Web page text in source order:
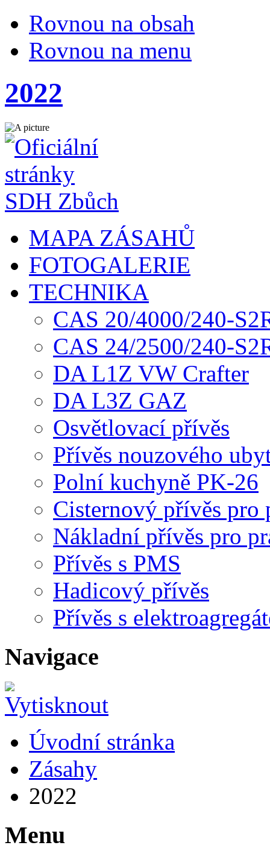
Rovnou na obsah
Rovnou na menu
2022
MAPA ZÁSAHŮ
FOTOGALERIE
TECHNIKA
CAS 20/4000/240-
CAS 24/2500/240-
DA L1Z VW Crafter
DA L3Z GAZ
Osvětlovací přívěs
Přívěs nouzového
Polní kuchyně PK-26
Cisternový přívěs pro
Nákladní přívěs pro
Přívěs s PMS
Hadicový přívěs
Přívěs s
Navigace
Úvodní stránka
Zásahy
2022
Menu